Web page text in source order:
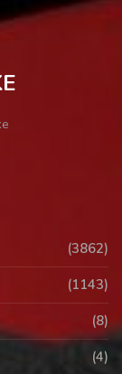
(3862)
(1143)
(8)
(4)